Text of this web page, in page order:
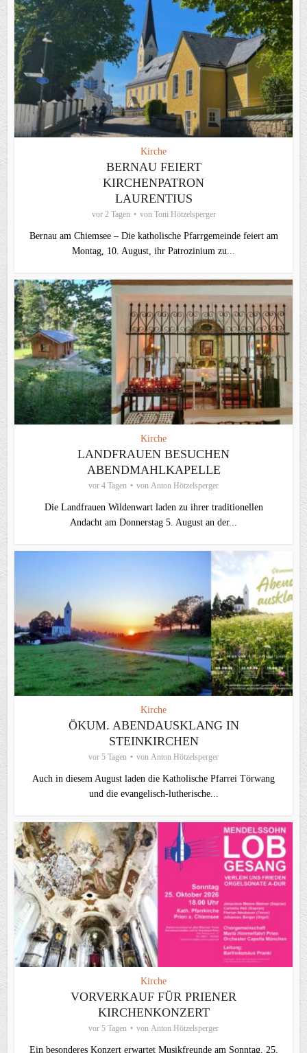
Kirche
BERNAU FEIERT
KIRCHENPATRON
LAURENTIUS
vor 2 Tagen von Toni Hötzelsperger
Bernau am Chiemsee – Die katholische Pfarrgemeinde feiert am
Montag, 10. August, ihr Patrozinium zu...
Kirche
LANDFRAUEN BESUCHEN
ABENDMAHLKAPELLE
vor 4 Tagen von Anton Hötzelsperger
Die Landfrauen Wildenwart laden zu ihrer traditionellen
Andacht am Donnerstag 5. August an der...
Kirche
ÖKUM. ABENDAUSKLANG IN
STEINKIRCHEN
vor 5 Tagen von Anton Hötzelsperger
Auch in diesem August laden die Katholische Pfarrei Törwang
und die evangelisch‑lutherische...
Kirche
VORVERKAUF FÜR PRIENER
KIRCHENKONZERT
vor 5 Tagen von Anton Hötzelsperger
Ein besonderes Konzert erwartet Musikfreunde am Sonntag, 25.